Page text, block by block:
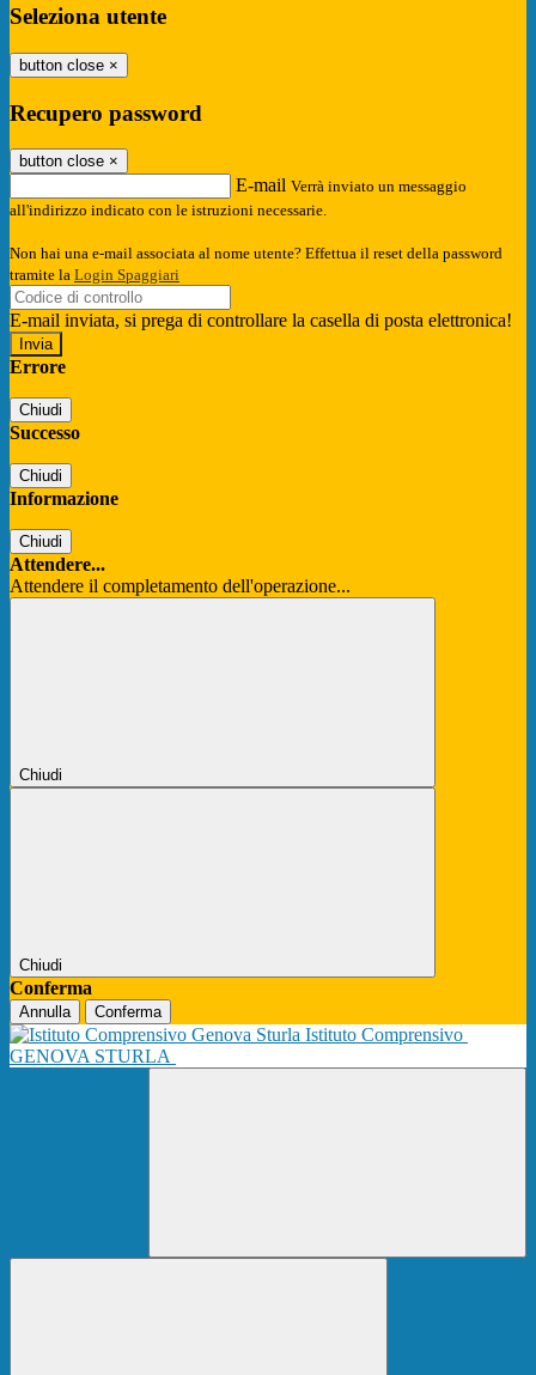
Seleziona utente
button close ×
Recupero password
button close ×
E-mail Verrà inviato un messaggio
all'indirizzo indicato con le istruzioni necessarie.
Non hai una e-mail associata al nome utente? Effettua il reset della password
tramite la Login Spaggiari
E-mail inviata, si prega di controllare la casella di posta elettronica!
Errore
Chiudi
Successo
Chiudi
Informazione
Chiudi
Attendere...
Attendere il completamento dell'operazione...
Chiudi
Chiudi
Conferma
Annulla Conferma
Istituto Comprensivo
GENOVA STURLA